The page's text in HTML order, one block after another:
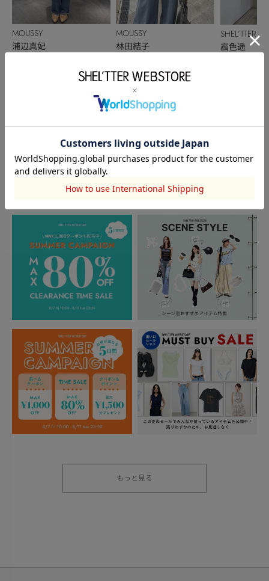
MOUSSY
浦辺真妃
MOUSSY
林田結子
SHEL’TTER
靏色遥
このアイテムを見た人がチェックしている商品
閲覧中カテゴリーのランキング
TOPICS
もっと見る